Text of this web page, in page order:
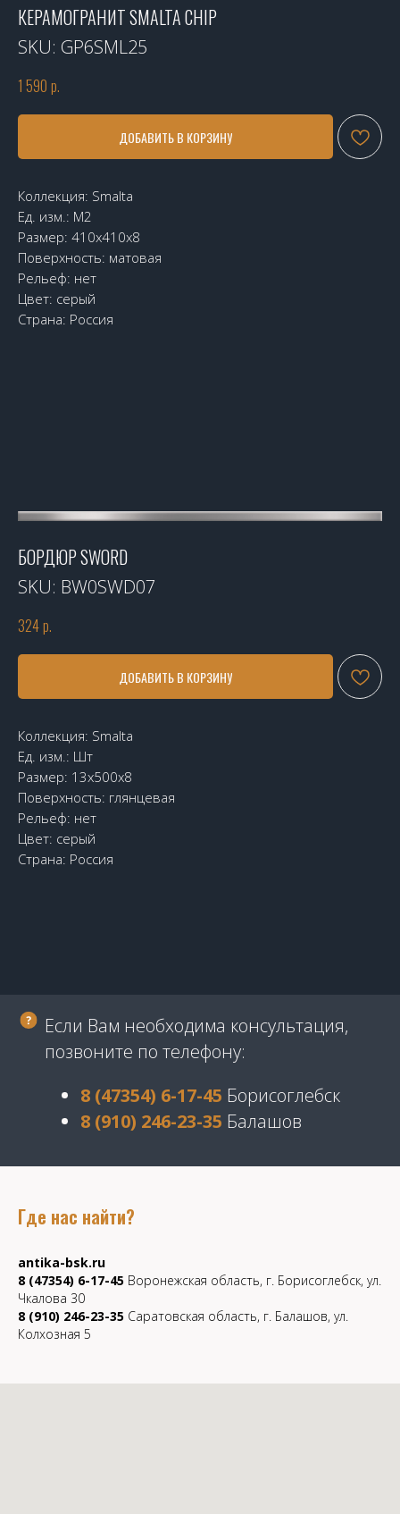
КЕРАМОГРАНИТ SMALTA CHIP
SKU: GP6SML25
1 590 р.
ДОБАВИТЬ В КОРЗИНУ
Коллекция: Smalta
Ед. изм.: М2
Размер: 410х410х8
Поверхность: матовая
Рельеф: нет
Цвет: серый
Страна: Россия
БОРДЮР SWORD
SKU: BW0SWD07
324р.
ДОБАВИТЬ В КОРЗИНУ
Коллекция: Smalta
Ед. изм.: Шт
Размер: 13х500х8
Поверхность: глянцевая
Рельеф: нет
Цвет: серый
Страна: Россия
Если Вам необходима консультация,
позвоните по телефону:
8 (47354) 6-17-45 Борисоглебск
8 (910) 246-23-35 Балашов
Где нас найти?
antika-bsk.ru
8 (47354) 6-17-45 Воронежская область, г. Борисоглебск, ул.
Чкалова 30
8 (910) 246-23-35 Саратовская область, г. Балашов, ул.
Колхозная 5